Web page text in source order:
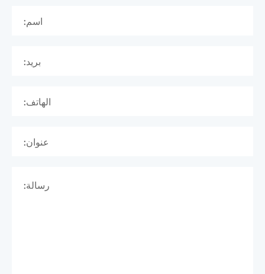
اسم:
بريد:
الهاتف:
عنوان:
رسالة: